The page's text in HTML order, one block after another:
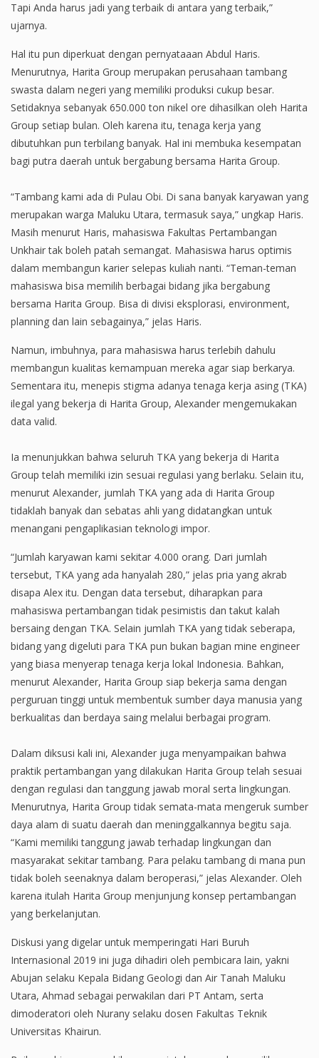
Tapi Anda harus jadi yang terbaik di antara yang terbaik,”
ujarnya.
Hal itu pun diperkuat dengan pernyataaan Abdul Haris.
Menurutnya, Harita Group merupakan perusahaan tambang
swasta dalam negeri yang memiliki produksi cukup besar.
Setidaknya sebanyak 650.000 ton nikel ore dihasilkan oleh Harita
Group setiap bulan. Oleh karena itu, tenaga kerja yang
dibutuhkan pun terbilang banyak. Hal ini membuka kesempatan
bagi putra daerah untuk bergabung bersama Harita Group.
“Tambang kami ada di Pulau Obi. Di sana banyak karyawan yang
merupakan warga Maluku Utara, termasuk saya,” ungkap Haris.
Masih menurut Haris, mahasiswa Fakultas Pertambangan
Unkhair tak boleh patah semangat. Mahasiswa harus optimis
dalam membangun karier selepas kuliah nanti. “Teman-teman
mahasiswa bisa memilih berbagai bidang jika bergabung
bersama Harita Group. Bisa di divisi eksplorasi, environment,
planning dan lain sebagainya,” jelas Haris.
Namun, imbuhnya, para mahasiswa harus terlebih dahulu
membangun kualitas kemampuan mereka agar siap berkarya.
Sementara itu, menepis stigma adanya tenaga kerja asing (TKA)
ilegal yang bekerja di Harita Group, Alexander mengemukakan
data valid.
Ia menunjukkan bahwa seluruh TKA yang bekerja di Harita
Group telah memiliki izin sesuai regulasi yang berlaku. Selain itu,
menurut Alexander, jumlah TKA yang ada di Harita Group
tidaklah banyak dan sebatas ahli yang didatangkan untuk
menangani pengaplikasian teknologi impor.
“Jumlah karyawan kami sekitar 4.000 orang. Dari jumlah
tersebut, TKA yang ada hanyalah 280,” jelas pria yang akrab
disapa Alex itu. Dengan data tersebut, diharapkan para
mahasiswa pertambangan tidak pesimistis dan takut kalah
bersaing dengan TKA. Selain jumlah TKA yang tidak seberapa,
bidang yang digeluti para TKA pun bukan bagian mine engineer
yang biasa menyerap tenaga kerja lokal Indonesia. Bahkan,
menurut Alexander, Harita Group siap bekerja sama dengan
perguruan tinggi untuk membentuk sumber daya manusia yang
berkualitas dan berdaya saing melalui berbagai program.
Dalam diksusi kali ini, Alexander juga menyampaikan bahwa
praktik pertambangan yang dilakukan Harita Group telah sesuai
dengan regulasi dan tanggung jawab moral serta lingkungan.
Menurutnya, Harita Group tidak semata-mata mengeruk sumber
daya alam di suatu daerah dan meninggalkannya begitu saja.
“Kami memiliki tanggung jawab terhadap lingkungan dan
masyarakat sekitar tambang. Para pelaku tambang di mana pun
tidak boleh seenaknya dalam beroperasi,” jelas Alexander. Oleh
karena itulah Harita Group menjunjung konsep pertambangan
yang berkelanjutan.
Diskusi yang digelar untuk memperingati Hari Buruh
Internasional 2019 ini juga dihadiri oleh pembicara lain, yakni
Abujan selaku Kepala Bidang Geologi dan Air Tanah Maluku
Utara, Ahmad sebagai perwakilan dari PT Antam, serta
dimoderatori oleh Nurany selaku dosen Fakultas Teknik
Universitas Khairun.